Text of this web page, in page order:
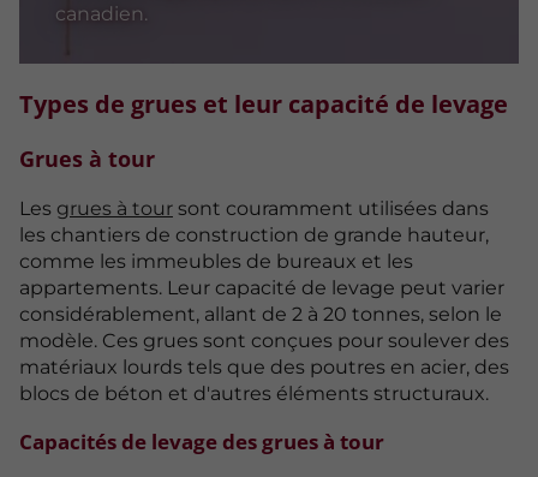
canadien.
Types de grues et leur capacité de levage
Grues à tour
Les grues à tour sont couramment utilisées dans
les chantiers de construction de grande hauteur,
comme les immeubles de bureaux et les
appartements. Leur capacité de levage peut varier
considérablement, allant de 2 à 20 tonnes, selon le
modèle. Ces grues sont conçues pour soulever des
matériaux lourds tels que des poutres en acier, des
blocs de béton et d'autres éléments structuraux.
Capacités de levage des grues à tour